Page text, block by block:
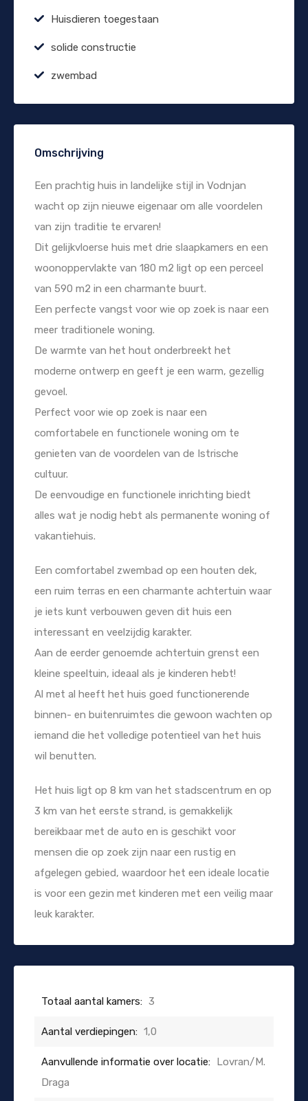
Huisdieren toegestaan
solide constructie
zwembad
Omschrijving
Een prachtig huis in landelijke stijl in Vodnjan
wacht op zijn nieuwe eigenaar om alle voordelen
van zijn traditie te ervaren!
Dit gelijkvloerse huis met drie slaapkamers en een
woonoppervlakte van 180 m2 ligt op een perceel
van 590 m2 in een charmante buurt.
Een perfecte vangst voor wie op zoek is naar een
meer traditionele woning.
De warmte van het hout onderbreekt het
moderne ontwerp en geeft je een warm, gezellig
gevoel.
Perfect voor wie op zoek is naar een
comfortabele en functionele woning om te
genieten van de voordelen van de Istrische
cultuur.
De eenvoudige en functionele inrichting biedt
alles wat je nodig hebt als permanente woning of
vakantiehuis.
Een comfortabel zwembad op een houten dek,
een ruim terras en een charmante achtertuin waar
je iets kunt verbouwen geven dit huis een
interessant en veelzijdig karakter.
Aan de eerder genoemde achtertuin grenst een
kleine speeltuin, ideaal als je kinderen hebt!
Al met al heeft het huis goed functionerende
binnen- en buitenruimtes die gewoon wachten op
iemand die het volledige potentieel van het huis
wil benutten.
Het huis ligt op 8 km van het stadscentrum en op
3 km van het eerste strand, is gemakkelijk
bereikbaar met de auto en is geschikt voor
mensen die op zoek zijn naar een rustig en
afgelegen gebied, waardoor het een ideale locatie
is voor een gezin met kinderen met een veilig maar
leuk karakter.
Totaal aantal kamers: 3
Aantal verdiepingen: 1,0
Aanvullende informatie over locatie: Lovran/M.
Draga